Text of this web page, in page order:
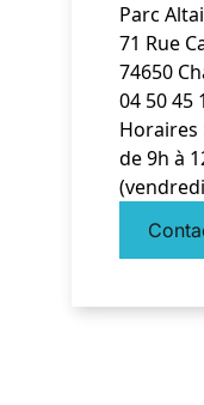
Parc
71 Rue
74650
04 50 45
Horaires
de 9h à